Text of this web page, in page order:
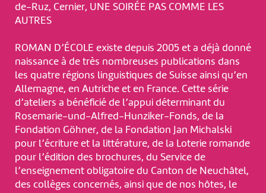
de-Ruz, Cernier, UNE SOIRÉE PAS COMME LES
AUTRES
ROMAN D’ÉCOLE existe depuis 2005 et a déjà donné
naissance à de très nombreuses publications dans
les quatre régions linguistiques de Suisse ainsi qu’en
Allemagne, en Autriche et en France. Cette série
d’ateliers a bénéficié de l’appui déterminant du
Rosemarie-und-Alfred-Hunziker-Fonds, de la
Fondation Göhner, de la Fondation Jan Michalski
pour l’écriture et la littérature, de la Loterie romande
pour l’édition des brochures, du Service de
l’enseignement obligatoire du Canton de Neuchâtel,
des collèges concernés, ainsi que de nos hôtes, le